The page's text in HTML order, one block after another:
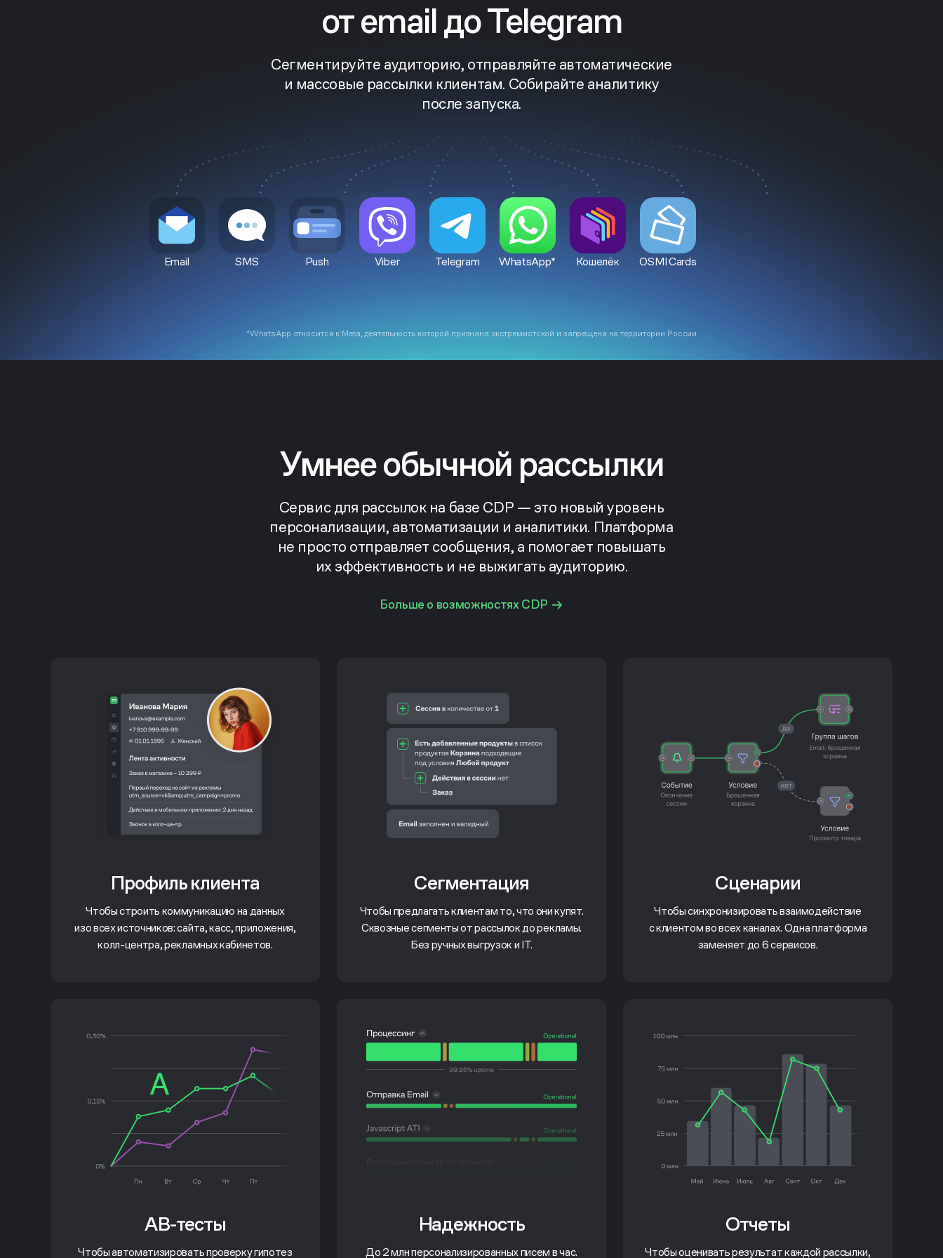
от email до Telegram
Сегментируйте аудиторию, отправляйте автоматические
и массовые рассылки клиентам. Собирайте аналитику
после запуска.
Email SMS Push Viber Telegram WhatsApp* Кошелёк OSMI Cards
*WhatsApp относится к Meta, деятельность которой признана экстремистской и запрещена на территории России
Умнее обычной рассылки
Сервис для рассылок на базе CDP — это новый уровень
персонализации, автоматизации и аналитики. Платформа
не просто отправляет сообщения, а помогает повышать
их эффективность и не выжигать аудиторию.
Больше о возможностях CDP
Профиль клиента
Чтобы строить коммуникацию на данных
изо всех источников: сайта, касс, приложения,
колл-центра, рекламных кабинетов.
Сегментация
Чтобы предлагать клиентам то, что они купят.
Сквозные сегменты от рассылок до рекламы.
Без ручных выгрузок и IT.
Сценарии
Чтобы синхронизировать взаимодействие
с клиентом во всех каналах. Одна платформа
заменяет до 6 сервисов.
AB-тесты
Чтобы автоматизировать проверку гипотез
Надежность
До 2 млн персонализированных писем в час.
Отчеты
Чтобы оценивать результат каждой рассылки,